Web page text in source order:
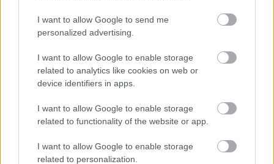
I want to allow Google to send me
personalized advertising.
I want to allow Google to enable storage
related to analytics like cookies on web or
device identifiers in apps.
I want to allow Google to enable storage
related to functionality of the website or app.
I want to allow Google to enable storage
related to personalization.
produkció, az Untitled Mars, amelyet New Yorkban
huszonegyszer, Budapesten háromszor játszottak.)
tendenciák követése, a kultúraközi kapcsolatok
életben tartása, drámák kiválasztása, fordíttatása,
megjelentetése, valamint projektek kidolgozása az
ismeretek terjesztésére. Az itthoni viszonyokat
figyelembe véve mindez nem kis feladat -
elhivatottság, hozzáértés, kreativitás és
fáradhatatlan munka kérdése, záloga pedig a
minőség és a nyitottság."(Miklós Melánia- revizor